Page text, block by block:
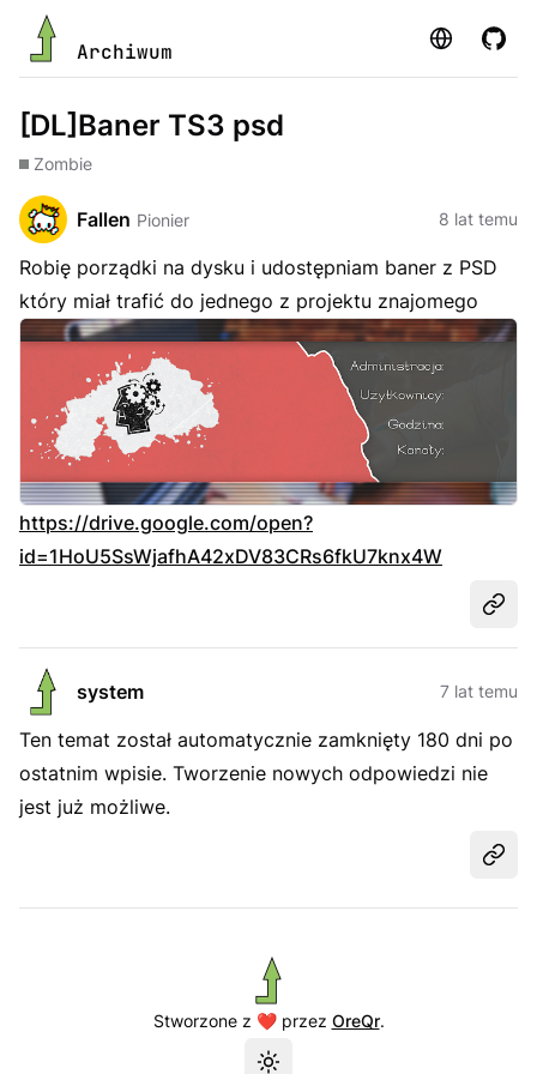
Archiwum Strona
[DL]Baner TS3 psd
Zombie
Fallen Pionier 8 lat temu
Robię porządki na dysku i udostępniam baner z PSD
który miał trafić do jednego z projektu znajomego
https://drive.google.com/open?
id=1HoU5SsWjafhA42xDV83CRs6fkU7knx4W
system 7 lat temu
Ten temat został automatycznie zamknięty 180 dni po
ostatnim wpisie. Tworzenie nowych odpowiedzi nie
jest już możliwe.
Stworzone z ❤️ przez OreQr.